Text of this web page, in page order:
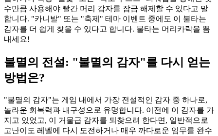
수만큼 사용해야 빨간 머리 감자를 잠금 해제할 수 있다고 말
합니다. "카니발" 또는 "축제" 테마 이벤트 중에도 이 불타는
감자를 더 쉽게 찾을 수 있다고 합니다. 불타는 머리카락을 뽐
내세요!
불멸의 전설: "불멸의 감자"를 다시 얻는
방법은?
"불멸의 감자"는 게임 내에서 가장 전설적인 감자 중 하나로,
놀라운 회복력과 내구성으로 유명합니다. 이전에 이 감자를 가
지고 있었고, 이 거물급 감자를 되찾으려 한다면, 일반적으로
고난이도 레벨에 다시 도전하거나 매우 까다로운 임무를 완수